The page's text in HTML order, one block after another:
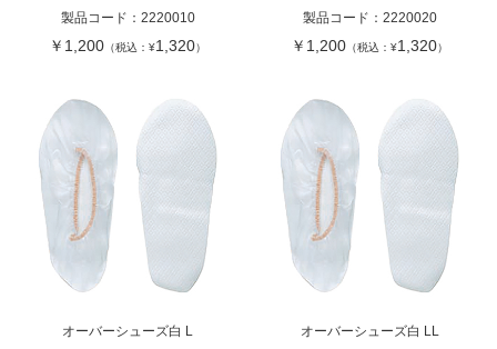
製品コード： 2220010
￥1,200 （税込：¥1,320）
製品コード： 2220020
￥1,200 （税込：¥1,320）
オーバーシューズ白 L オーバーシューズ白 LL